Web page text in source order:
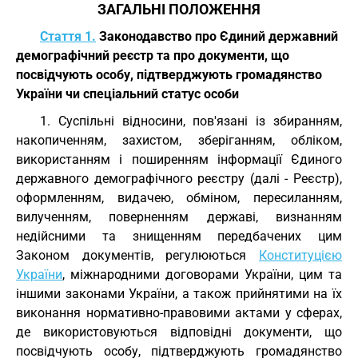
ЗАГАЛЬНІ ПОЛОЖЕННЯ
Стаття 1. Законодавство про Єдиний державний
демографічний реєстр та про документи, що
посвідчують особу, підтверджують громадянство
України чи спеціальний статус особи
1. Суспільні відносини, пов'язані із збиранням,
накопиченням, захистом, зберіганням, обліком,
використанням і поширенням інформації Єдиного
державного демографічного реєстру (далі - Реєстр),
оформленням, видачею, обміном, пересиланням,
вилученням, поверненням державі, визнанням
недійсними та знищенням передбачених цим
Законом документів, регулюються Конституцією
України, міжнародними договорами України, цим та
іншими законами України, а також прийнятими на їх
виконання нормативно-правовими актами у сферах,
де використовуються відповідні документи, що
посвідчують особу, підтверджують громадянство